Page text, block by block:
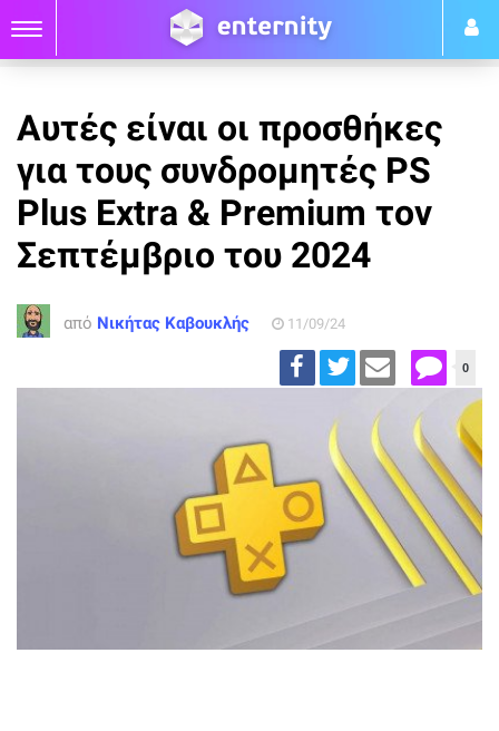
Αυτές είναι οι προσθήκες
για τους συνδρομητές PS
Plus Extra & Premium τον
Σεπτέμβριο του 2024
από Νικήτας Καβουκλής 11/09/24
0